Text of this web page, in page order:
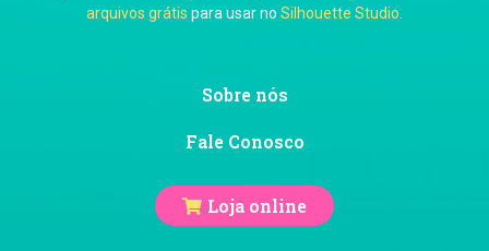
Ju Mirthes
arquivos grátis para usar no Silhouette Studio
Sobre nós
Fale Conosco
Loja online